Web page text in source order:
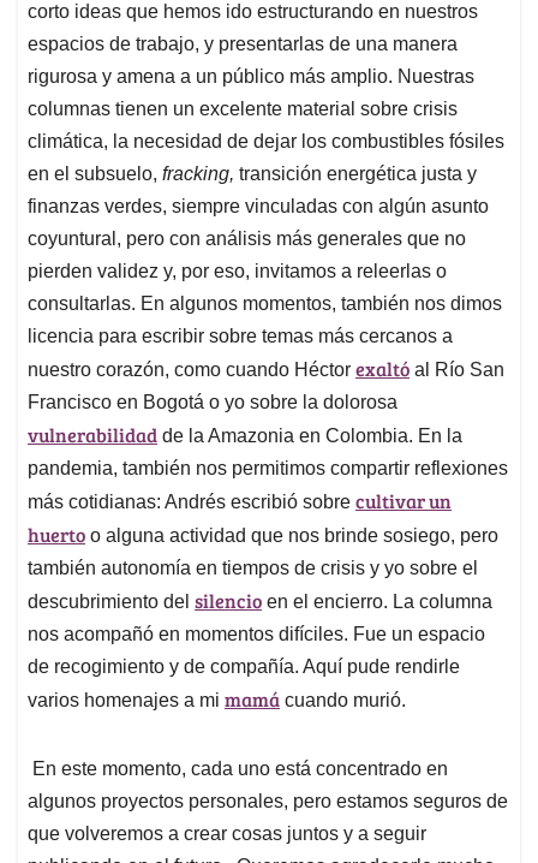
corto ideas que hemos ido estructurando en nuestros
espacios de trabajo, y presentarlas de una manera
rigurosa y amena a un público más amplio. Nuestras
columnas tienen un excelente material sobre crisis
climática, la necesidad de dejar los combustibles fósiles
en el subsuelo, fracking, transición energética justa y
finanzas verdes, siempre vinculadas con algún asunto
coyuntural, pero con análisis más generales que no
pierden validez y, por eso, invitamos a releerlas o
consultarlas. En algunos momentos, también nos dimos
licencia para escribir sobre temas más cercanos a
nuestro corazón, como cuando Héctor exaltó al Río San
Francisco en Bogotá o yo sobre la dolorosa
vulnerabilidad de la Amazonia en Colombia. En la
pandemia, también nos permitimos compartir reflexiones
más cotidianas: Andrés escribió sobre cultivar un
huerto o alguna actividad que nos brinde sosiego, pero
también autonomía en tiempos de crisis y yo sobre el
descubrimiento del silencio en el encierro. La columna
nos acompañó en momentos difíciles. Fue un espacio
de recogimiento y de compañía. Aquí pude rendirle
varios homenajes a mi mamá cuando murió.
En este momento, cada uno está concentrado en
algunos proyectos personales, pero estamos seguros de
que volveremos a crear cosas juntos y a seguir